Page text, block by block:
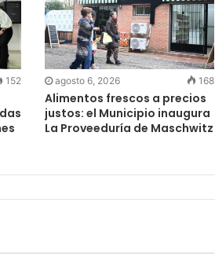
152 agosto 6, 2026 168
Alimentos frescos a precios
justos: el Municipio inaugura
La Proveeduría de Maschwitz